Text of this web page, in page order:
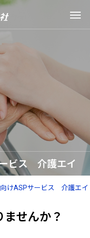
ビス 介護エイ
けASPサービス 介護エイ
せんか？